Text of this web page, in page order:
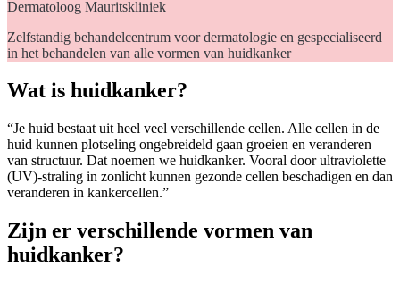
Dermatoloog Mauritskliniek
Zelfstandig behandelcentrum voor dermatologie en gespecialiseerd
in het behandelen van alle vormen van huidkanker
Wat is huidkanker?
“Je huid bestaat uit heel veel verschillende cellen. Alle cellen in de
huid kunnen plotseling ongebreideld gaan groeien en veranderen
van structuur. Dat noemen we huidkanker. Vooral door ultraviolette
(UV)-straling in zonlicht kunnen gezonde cellen beschadigen en dan
veranderen in kankercellen.”
Zijn er verschillende vormen van
huidkanker?